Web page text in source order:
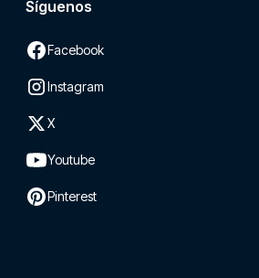
Síguenos
Facebook
Instagram
X
Youtube
Pinterest